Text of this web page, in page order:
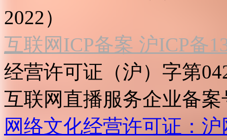
2022）
互联网ICP备案 沪ICP备
经营许可证（沪）字第
互联网直播服务企业备案
网络文化经营许可证：